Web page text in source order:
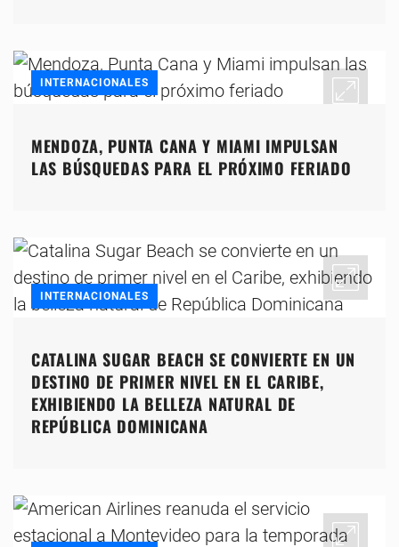
INTERNACIONALES
MENDOZA, PUNTA CANA Y MIAMI IMPULSAN
LAS BÚSQUEDAS PARA EL PRÓXIMO FERIADO
INTERNACIONALES
CATALINA SUGAR BEACH SE CONVIERTE EN UN
DESTINO DE PRIMER NIVEL EN EL CARIBE,
EXHIBIENDO LA BELLEZA NATURAL DE
REPÚBLICA DOMINICANA